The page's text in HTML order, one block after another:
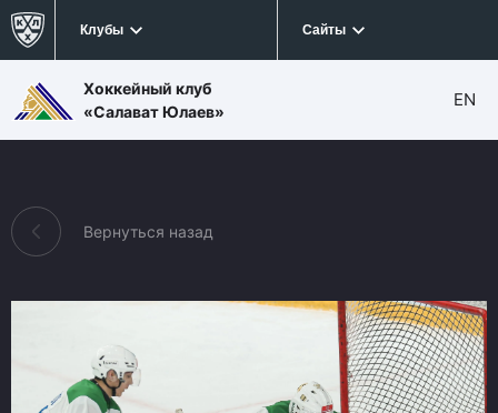
Клубы Сайты
Хоккейный клуб
«Салават Юлаев»
EN
Вернуться назад